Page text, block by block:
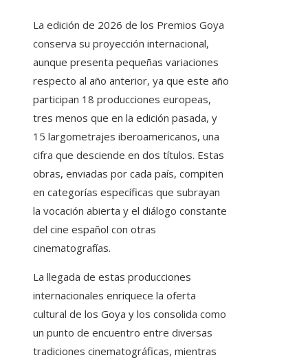
La edición de 2026 de los Premios Goya
conserva su proyección internacional,
aunque presenta pequeñas variaciones
respecto al año anterior, ya que este año
participan 18 producciones europeas,
tres menos que en la edición pasada, y
15 largometrajes iberoamericanos, una
cifra que desciende en dos títulos. Estas
obras, enviadas por cada país, compiten
en categorías específicas que subrayan
la vocación abierta y el diálogo constante
del cine español con otras
cinematografías.
La llegada de estas producciones
internacionales enriquece la oferta
cultural de los Goya y los consolida como
un punto de encuentro entre diversas
tradiciones cinematográficas, mientras